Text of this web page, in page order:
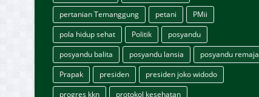
pertanian Temanggung
petani
PMii
pola hidup sehat
Politik
posyandu
posyandu balita
posyandu lansia
posyandu remaja
Prapak
presiden
presiden joko widodo
progres kkn
protokol kesehatan